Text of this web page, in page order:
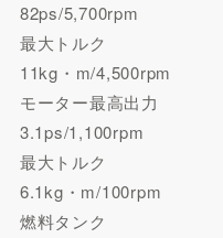
82ps/5,700rpm
最大トルク
11kg・m/4,500rpm
モーター最高出力
3.1ps/1,100rpm
最大トルク
6.1kg・m/100rpm
燃料タンク